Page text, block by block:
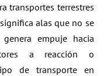
transportes terrestres
alas que no se
empuje hacia
a reacción o
de transporte en